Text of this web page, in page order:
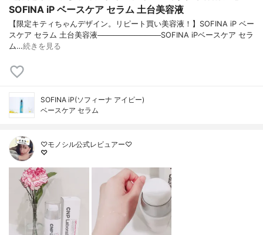
SOFINA iP ベースケア セラム 土台美容液
【限定キティちゃんデザイン。リピート買い美容液！】SOFINA iP ベー
スケア セラム 土台美容液────────────SOFINA iPベースケア セラ
ム…続きを見る
SOFINA iP(ソフィーナ アイピー)
ベースケア セラム
♡モノシル公式レビュアー♡
♡